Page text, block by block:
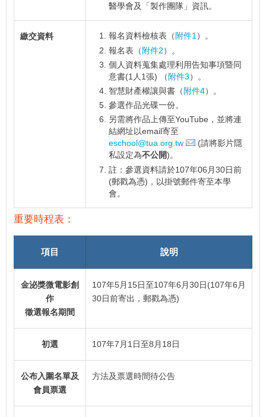
醫學會及「製作團隊」資訊。
繳交資料 報名資料檢核表（ 附件1）。
報名表（ 附件2）。
個人資料蒐集處理利用告知事項暨同
意書(1人1張) （ 附件3）。
智慧財產權讓與書（ 附件4）。
參選作品光碟一份。
另需將作品上傳至YouTube，並將連
結網址以email寄至
eschool@tua.org.tw
(請將影片隱
私設定為不公開)。
註：參選資料請於107年06月30日前
(郵戳為憑)，以掛號郵件寄至本學
會。
重要時程表：
項目 說明
金泌獎微電影創
作
徵選報名期間
107年5月15日至107年6月30日(107年6月
30日前寄出，郵戳為憑)
初選 107年7月1日至8月18日
公布入圍名單及
會員票選
方法及票選時間待公告